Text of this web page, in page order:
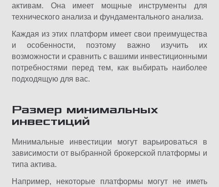
активам. Она имеет мощные инструменты для
технического анализа и фундаментального анализа.
Каждая из этих платформ имеет свои преимущества
и особенности, поэтому важно изучить их
возможности и сравнить с вашими инвестиционными
потребностями перед тем, как выбирать наиболее
подходящую для вас.
Размер минимальных
инвестиций
Минимальные инвестиции могут варьироваться в
зависимости от выбранной брокерской платформы и
типа актива.
Например, некоторые платформы могут не иметь